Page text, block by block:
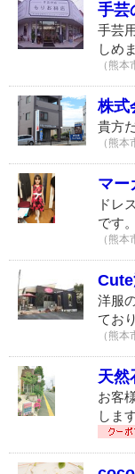
手芸
手芸
しめ
（熊
株式
貴方
（熊
マー
ドレ
です。
（熊
洋服
てお
（熊
天
お客
しま